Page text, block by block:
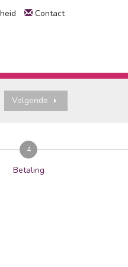
Contact
Volgende
4
Betaling